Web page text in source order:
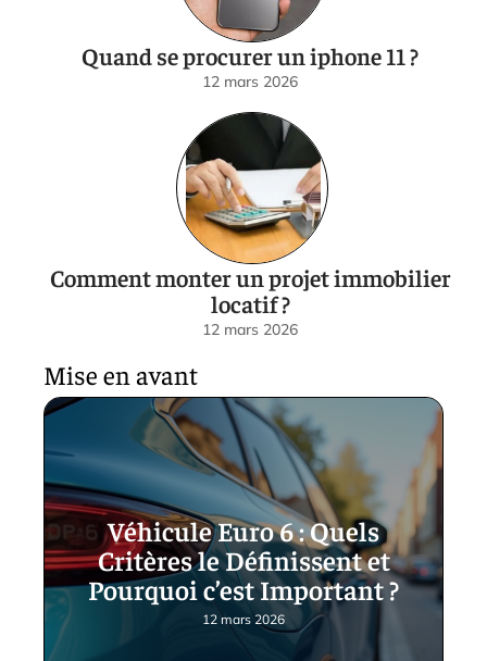
Quand se procurer un iphone 11 ?
12 mars 2026
Comment monter un projet immobilier
locatif ?
12 mars 2026
Mise en avant
Véhicule Euro 6 : Quels
Critères le Définissent et
Pourquoi c’est Important ?
12 mars 2026